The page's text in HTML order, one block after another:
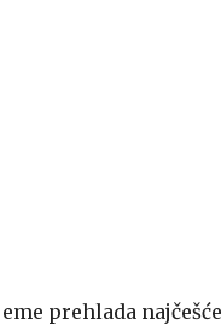
prehlada